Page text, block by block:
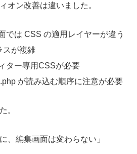
オン改善は違いました。
では CSS の適用レイヤーが違う
スが複雑
ター専用CSSが必要
が読み込む順序に注意が必要
。
、編集画面は変わらない」